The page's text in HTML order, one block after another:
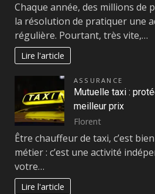
Chaque année, des millions de
la résolution de pratiquer une
régulière. Pourtant, très vite,…
Lire l'article
ASSURANCE
Mutuelle taxi :
meilleur prix
Florent
Être chauffeur de taxi, c’est
métier : c’est une activité
votre…
Lire l'article